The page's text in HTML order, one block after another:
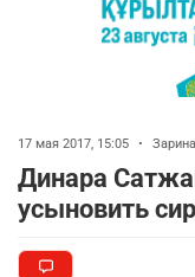
17 мая 2017, 15:05 •
Динара
усыновить